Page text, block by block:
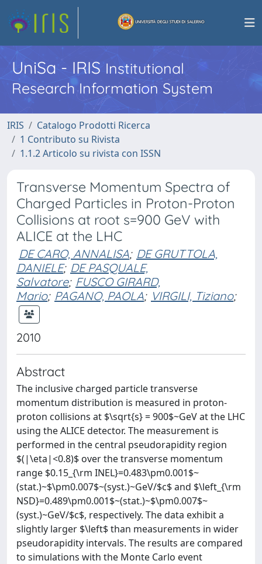
UniSa - IRISInstitutional
Research Information System
IRIS
Catalogo Prodotti Ricerca
1 Contributo su Rivista
1.1.2 Articolo su rivista con ISSN
Transverse Momentum Spectra of
Charged Particles in Proton-Proton
Collisions at root s=900 GeV with
ALICE at the LHC
DE CARO, ANNALISA; DE GRUTTOLA,
DANIELE; DE PASQUALE,
Salvatore; FUSCO GIRARD,
Mario; PAGANO, PAOLA; VIRGILI, Tiziano;
2010
Abstract
The inclusive charged particle transverse
momentum distribution is measured in proton-
proton collisions at $\sqrt{s} = 900$~GeV at the LHC
using the ALICE detector. The measurement is
performed in the central pseudorapidity region
$(|\eta|<0.8)$ over the transverse momentum
range $0.15 _{\rm INEL}=0.483\pm0.001$~
(stat.)~$\pm0.007$~(syst.)~GeV/$c$ and $\left _{\rm
NSD}=0.489\pm0.001$~(stat.)~$\pm0.007$~
(syst.)~GeV/$c$, respectively. The data exhibit a
slightly larger $\left$ than measurements in wider
pseudorapidity intervals. The results are compared
to simulations with the Monte Carlo event